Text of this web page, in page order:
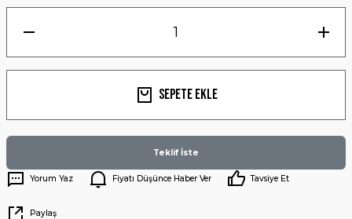
Sepete Ekle
Teklif İste
Yorum Yaz Fiyatı Düşünce Haber Ver Tavsiye Et
Paylaş